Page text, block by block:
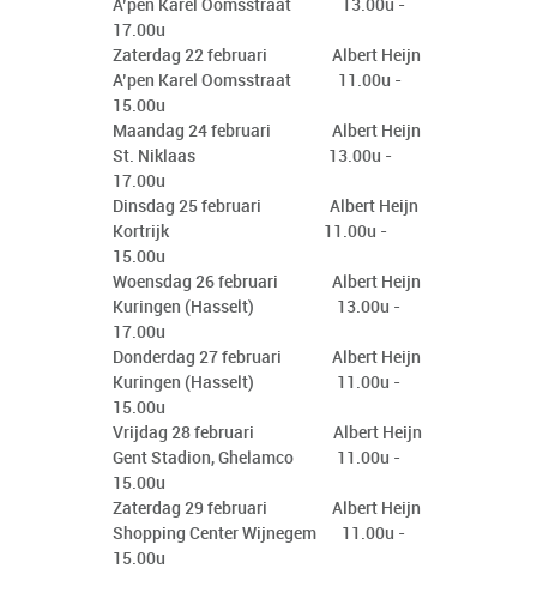
A’pen Karel Oomsstraat 13.00u -
17.00u
Zaterdag 22 februari Albert Heijn
A’pen Karel Oomsstraat 11.00u -
15.00u
Maandag 24 februari Albert Heijn
St. Niklaas 13.00u -
17.00u
Dinsdag 25 februari Albert Heijn
Kortrijk 11.00u -
15.00u
Woensdag 26 februari Albert Heijn
Kuringen (Hasselt) 13.00u -
17.00u
Donderdag 27 februari Albert Heijn
Kuringen (Hasselt) 11.00u -
15.00u
Vrijdag 28 februari Albert Heijn
Gent Stadion, Ghelamco 11.00u -
15.00u
Zaterdag 29 februari Albert Heijn
Shopping Center Wijnegem 11.00u -
15.00u